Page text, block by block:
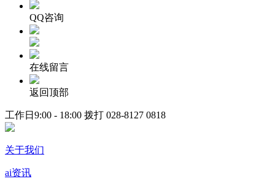
QQ咨询
在线留言
返回顶部
工作日9:00 - 18:00 拨打 028-8127 0818
关于我们
ai资讯